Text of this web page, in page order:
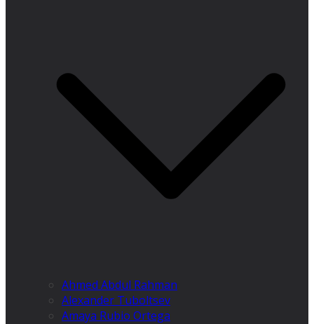
Ahmed Abdul Rahman
Alexander Tuboltsev
Amaya Rubio Ortega